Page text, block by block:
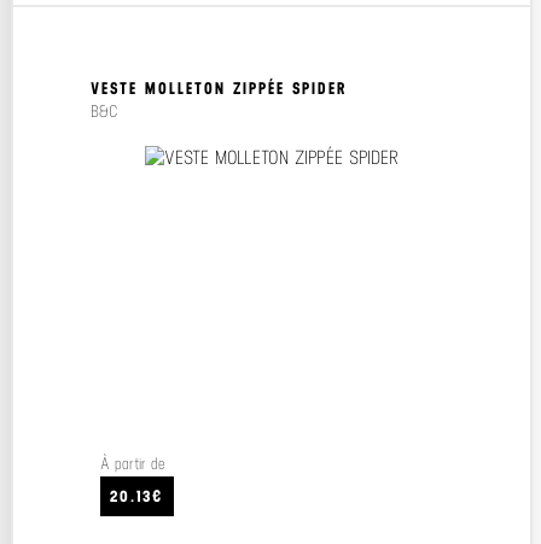
VESTE MOLLETON ZIPPÉE SPIDER
B&C
À partir de
20.13€